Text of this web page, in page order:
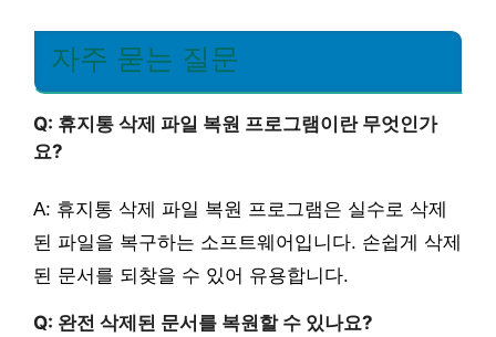
자주 묻는 질문
Q: 휴지통 삭제 파일 복원 프로그램이란 무엇인가
요?
A: 휴지통 삭제 파일 복원 프로그램은 실수로 삭제
된 파일을 복구하는 소프트웨어입니다. 손쉽게 삭제
된 문서를 되찾을 수 있어 유용합니다.
Q: 완전 삭제된 문서를 복원할 수 있나요?